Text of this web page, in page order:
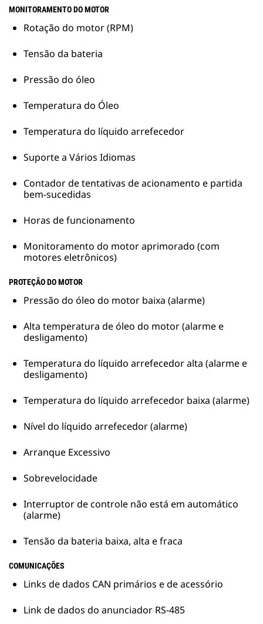
MONITORAMENTO DO MOTOR
Rotação do motor (RPM)
Tensão da bateria
Pressão do óleo
Temperatura do Óleo
Temperatura do líquido arrefecedor
Suporte a Vários Idiomas
Contador de tentativas de acionamento e partida
bem-sucedidas
Horas de funcionamento
Monitoramento do motor aprimorado (com
motores eletrônicos)
PROTEÇÃO DO MOTOR
Pressão do óleo do motor baixa (alarme)
Alta temperatura de óleo do motor (alarme e
desligamento)
Temperatura do líquido arrefecedor alta (alarme e
desligamento)
Temperatura do líquido arrefecedor baixa (alarme)
Nível do líquido arrefecedor (alarme)
Arranque Excessivo
Sobrevelocidade
Interruptor de controle não está em automático
(alarme)
Tensão da bateria baixa, alta e fraca
COMUNICAÇÕES
Links de dados CAN primários e de acessório
Link de dados do anunciador RS-485